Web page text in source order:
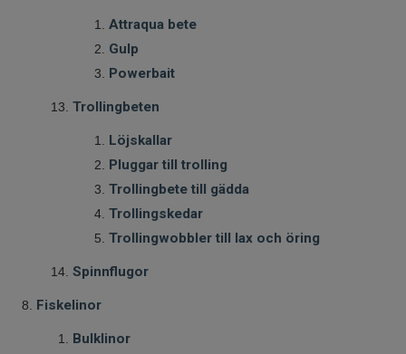
Attraqua bete
Gulp
Powerbait
Trollingbeten
Löjskallar
Pluggar till trolling
Trollingbete till gädda
Trollingskedar
Trollingwobbler till lax och öring
Spinnflugor
Fiskelinor
Bulklinor